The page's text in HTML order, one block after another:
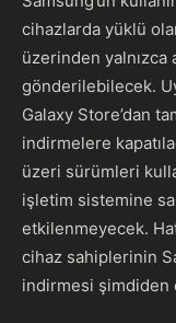
cihazlarda yüklü
üzerinden yalnızca
gönderilebilecek.
Galaxy Store’dan
indirmelere
üzeri sürümleri
işletim sistemine
etkilenmeyecek.
cihaz sahiplerinin
indirmesi şimdiden